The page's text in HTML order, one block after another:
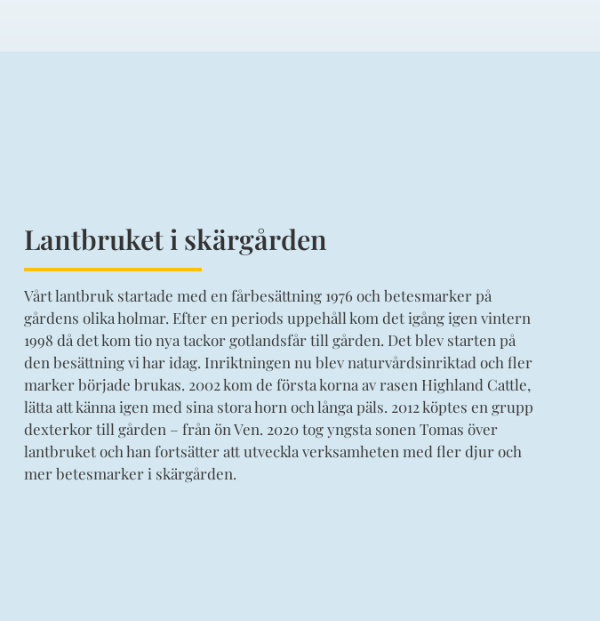
Lantbruket i skärgården
Vårt lantbruk startade med en fårbesättning 1976 och betesmarker på
gårdens olika holmar. Efter en periods uppehåll kom det igång igen vintern
1998 då det kom tio nya tackor gotlandsfår till gården. Det blev starten på
den besättning vi har idag. Inriktningen nu blev naturvårdsinriktad och fler
marker började brukas. 2002 kom de första korna av rasen Highland Cattle,
lätta att känna igen med sina stora horn och långa päls. 2012 köptes en grupp
dexterkor till gården – från ön Ven. 2020 tog yngsta sonen Tomas över
lantbruket och han fortsätter att utveckla verksamheten med fler djur och
mer betesmarker i skärgården.